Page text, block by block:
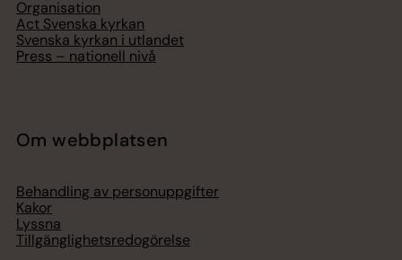
Organisation
Act Svenska kyrkan
Svenska kyrkan i utlandet
Press – nationell nivå
Om webbplatsen
Behandling av personuppgifter
Kakor
Lyssna
Tillgänglighetsredogörelse